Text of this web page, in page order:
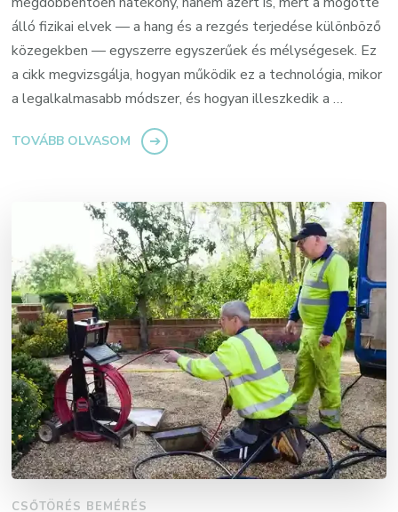
álló fizikai elvek — a hang és a rezgés terjedése különböző
közegekben — egyszerre egyszerűek és mélységesek. Ez
a cikk megvizsgálja, hogyan működik ez a technológia, mikor
a legalkalmasabb módszer, és hogyan illeszkedik a …
TOVÁBB OLVASOM
CSŐTÖRÉS BEMÉRÉS